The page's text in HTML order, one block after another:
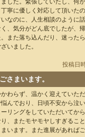
した。緊張していたし、何
寧に優しく対応して頂いた
なのに、人生相談のように
、気分がどん底でしたが、
また落ち込んだり、迷った
いました。
投稿日
さまいます。
わらず、温かく迎えていた
んでおり、日頃不安から泣
リングをしていただいてか
、またモヤモヤしすぎるこ
います。また進展があれば